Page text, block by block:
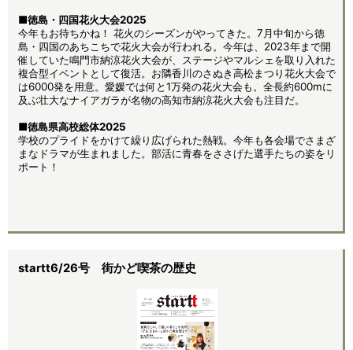
■徳島・四国花火大会2025
今年もお待ちかね！ 花火のシーズンがやってきた。7月中旬から徳
島・四国のあちこちで花火大会が行われる。今年は、2023年まで開
催していた鳴門市納涼花火大会が、ステージやマルシェを取り入れた
複合型イベントとして復活。お隣香川のさぬき高松まつり花火大会で
は6000発を用意。愛媛では何と1万発の花火大会も。全長約600mに
及ぶ壮大なナイアガラが名物の高知市納涼花火大会も注目だ。
■徳島県高校総体2025
学校のプライドをかけて繰り広げられた熱戦。今年も各会場でさまざ
まなドラマが生まれました。部活に青春をささげた選手たちの姿をリ
ポート！
startt6/26号 街かど喫茶の歴史